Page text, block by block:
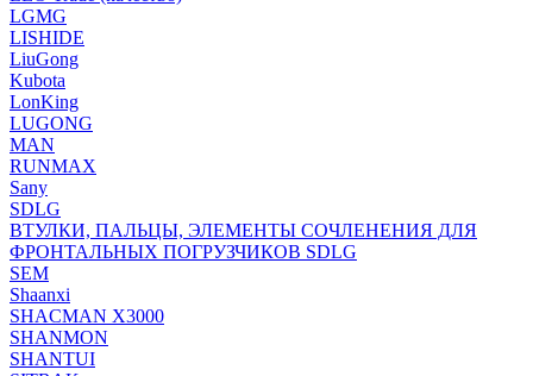
LGMG
LISHIDE
LiuGong
Kubota
LonKing
LUGONG
MAN
RUNMAX
Sany
SDLG
ВТУЛКИ, ПАЛЬЦЫ, ЭЛЕМЕНТЫ СОЧЛЕНЕНИЯ ДЛЯ
ФРОНТАЛЬНЫХ ПОГРУЗЧИКОВ SDLG
SEM
Shaanxi
SHACMAN X3000
SHANMON
SHANTUI